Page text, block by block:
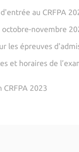
au CRFPA
octobre-novembre
les épreuves
et horaires de
2023